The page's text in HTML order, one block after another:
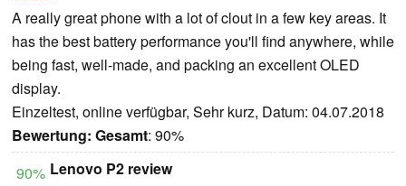
A really great phone with a lot of clout in a few key areas. It
has the best battery performance you'll find anywhere, while
being fast, well-made, and packing an excellent OLED
display.
Einzeltest, online verfügbar, Sehr kurz, Datum: 04.07.2018
Bewertung: Gesamt: 90%
90% Lenovo P2 review